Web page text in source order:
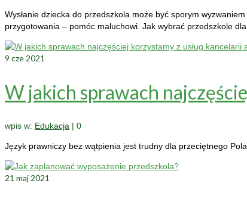
Wysłanie dziecka do przedszkola może być sporym
przygotowania – pomóc maluchowi. Jak wybrać przedszkole
9 cze 2021
W jakich sprawach
wpis w: Edukacja | 0
Język prawniczy bez wątpienia jest trudny dla przeciętnego
21 maj 2021